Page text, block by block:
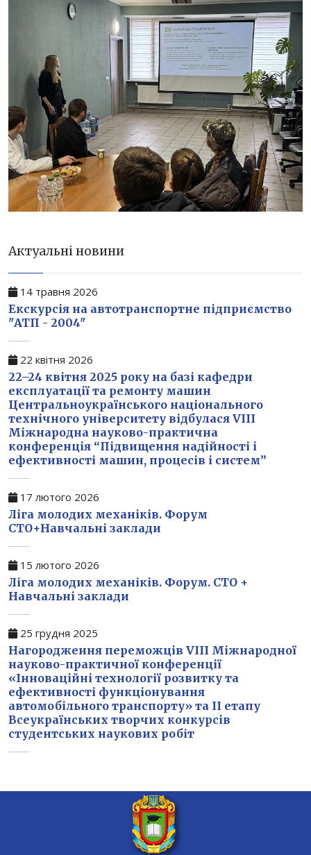
Актуальні новини
14 травня 2026
Екскурсія на автотранспортне підприємство
"АТП - 2004"
22 квітня 2026
22–24 квітня 2025 року на базі кафедри
експлуатації та ремонту машин
Центральноукраїнського національного
технічного університету відбулася VIII
Міжнародна науково-практична
конференція “Підвищення надійності і
ефективності машин, процесів і систем”
17 лютого 2026
Ліга молодих механіків. Форум
СТО+Навчальні заклади
15 лютого 2026
Ліга молодих механіків. Форум. СТО +
Навчальні заклади
25 грудня 2025
Нагородження переможців VIII Міжнародної
науково-практичної конференції
«Інноваційні технології розвитку та
ефективності функціонування
автомобільного транспорту» та II етапу
Всеукраїнських творчих конкурсів
студентських наукових робіт